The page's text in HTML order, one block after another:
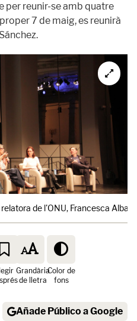
per reunir-se amb quatre
7 de maig, es reunirà
de l'ONU, Francesca
Grandària
de lletra
Color de
fons
Añade Público a Google